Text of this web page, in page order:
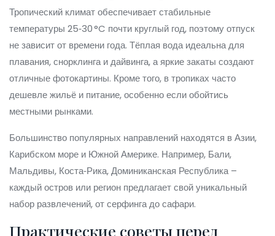
Тропический климат обеспечивает стабильные
температуры 25‑30 °C почти круглый год, поэтому отпуск
не зависит от времени года. Тёплая вода идеальна для
плавания, снорклинга и дайвинга, а яркие закаты создают
отличные фотокартины. Кроме того, в тропиках часто
дешевле жильё и питание, особенно если обойтись
местными рынками.
Большинство популярных направлений находятся в Азии,
Карибском море и Южной Америке. Например, Бали,
Мальдивы, Коста‑Рика, Доминиканская Республика –
каждый остров или регион предлагает свой уникальный
набор развлечений, от серфинга до сафари.
Практические советы перед